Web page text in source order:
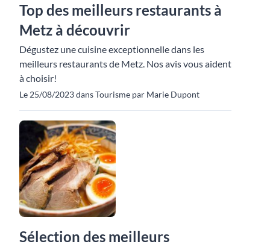
Top des meilleurs restaurants à
Metz à découvrir
Dégustez une cuisine exceptionnelle dans les
meilleurs restaurants de Metz. Nos avis vous aident
à choisir!
Le 25/08/2023 dans Tourisme par Marie Dupont
Sélection des meilleurs